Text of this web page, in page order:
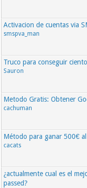
Activacion de cuentas via
smspva_man
Truco para conseguir
Sauron
Metodo Gratis: Obtener
cachuman
Método para ganar 500€
cacats
¿actualmente cual es el
passed?